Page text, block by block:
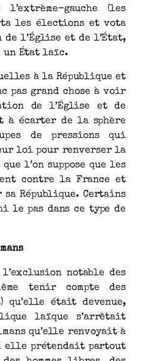
gauche (les
les élections et vota
l’Église et de l’État,
un État laïc.
à la République et
pas grand chose à voir
de l’Église et de
à écarter de la sphère
de pressions qui
loi pour renverser la
l’on suppose que les
contre la France et
République. Certains
le pas dans ce type de
notable des
tenir compte des
qu’elle était devenue,
laïque s’arrêtait
qu’elle renvoyait à
elle prétendait partout